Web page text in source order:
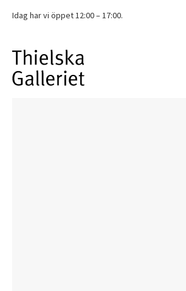
Idag har vi öppet 12:00 – 17:00.